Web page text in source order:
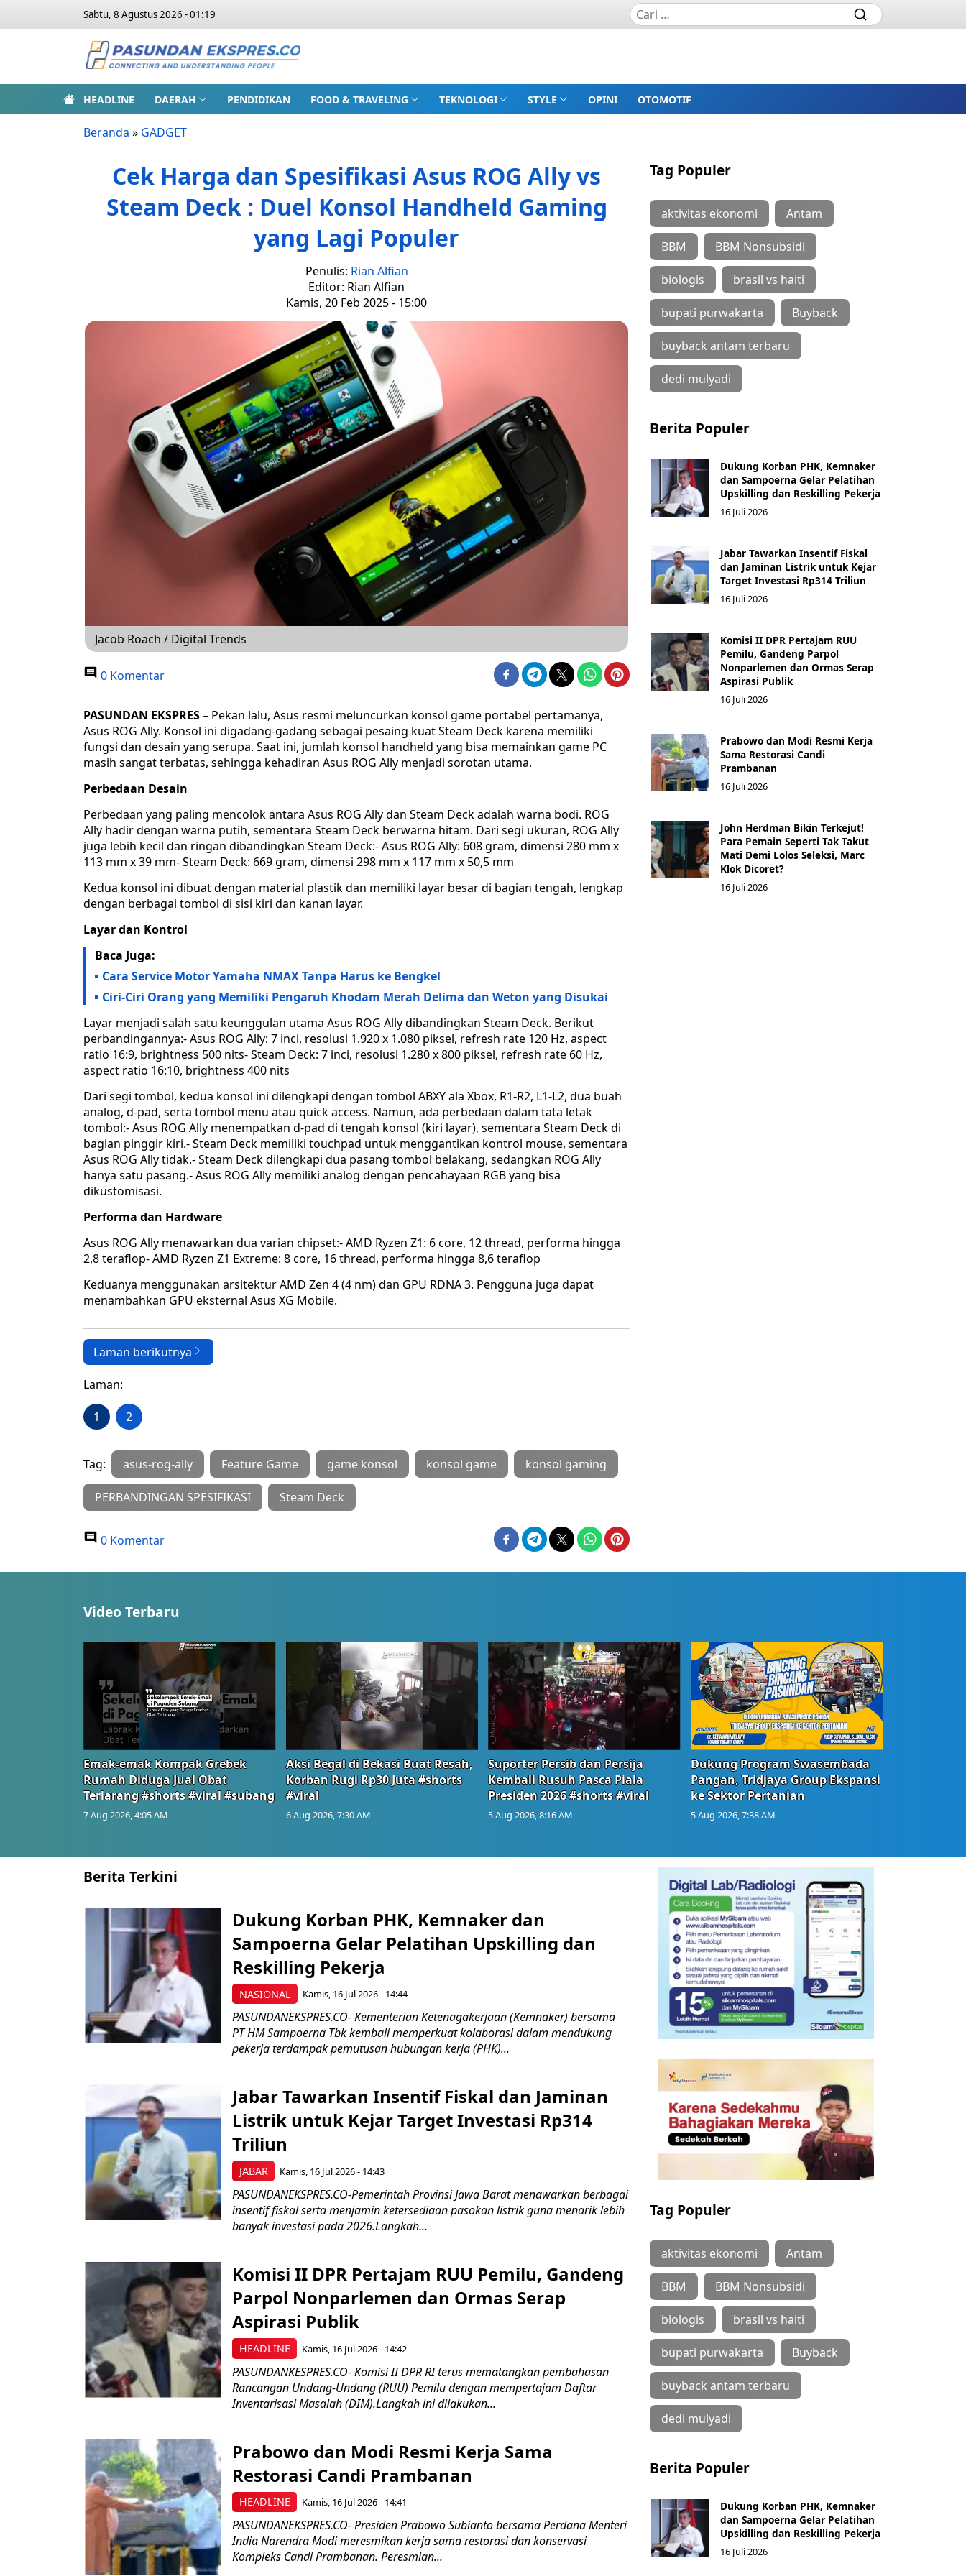
Sabtu, 8 Agustus 2026 - 01:19
HEADLINE DAERAH PENDIDIKAN FOOD & TRAVELING TEKNOLOGI STYLE OPINI OTOMOTIF
Beranda » GADGET
Cek Harga dan Spesifikasi Asus ROG Ally vs
Steam Deck : Duel Konsol Handheld Gaming
yang Lagi Populer
Penulis: Rian Alfian
Editor: Rian Alfian
Kamis, 20 Feb 2025 - 15:00
Jacob Roach / Digital Trends
0 Komentar
PASUNDAN EKSPRES – Pekan lalu, Asus resmi meluncurkan konsol game portabel pertamanya,
Asus ROG Ally. Konsol ini digadang-gadang sebagai pesaing kuat Steam Deck karena memiliki
fungsi dan desain yang serupa. Saat ini, jumlah konsol handheld yang bisa memainkan game PC
masih sangat terbatas, sehingga kehadiran Asus ROG Ally menjadi sorotan utama.
Perbedaan Desain
Perbedaan yang paling mencolok antara Asus ROG Ally dan Steam Deck adalah warna bodi. ROG
Ally hadir dengan warna putih, sementara Steam Deck berwarna hitam. Dari segi ukuran, ROG Ally
juga lebih kecil dan ringan dibandingkan Steam Deck:- Asus ROG Ally: 608 gram, dimensi 280 mm x
113 mm x 39 mm- Steam Deck: 669 gram, dimensi 298 mm x 117 mm x 50,5 mm
Kedua konsol ini dibuat dengan material plastik dan memiliki layar besar di bagian tengah, lengkap
dengan berbagai tombol di sisi kiri dan kanan layar.
Layar dan Kontrol
Baca Juga:
Cara Service Motor Yamaha NMAX Tanpa Harus ke Bengkel
Ciri-Ciri Orang yang Memiliki Pengaruh Khodam Merah Delima dan Weton yang Disukai
Layar menjadi salah satu keunggulan utama Asus ROG Ally dibandingkan Steam Deck. Berikut
perbandingannya:- Asus ROG Ally: 7 inci, resolusi 1.920 x 1.080 piksel, refresh rate 120 Hz, aspect
ratio 16:9, brightness 500 nits- Steam Deck: 7 inci, resolusi 1.280 x 800 piksel, refresh rate 60 Hz,
aspect ratio 16:10, brightness 400 nits
Dari segi tombol, kedua konsol ini dilengkapi dengan tombol ABXY ala Xbox, R1-R2, L1-L2, dua buah
analog, d-pad, serta tombol menu atau quick access. Namun, ada perbedaan dalam tata letak
tombol:- Asus ROG Ally menempatkan d-pad di tengah konsol (kiri layar), sementara Steam Deck di
bagian pinggir kiri.- Steam Deck memiliki touchpad untuk menggantikan kontrol mouse, sementara
Asus ROG Ally tidak.- Steam Deck dilengkapi dua pasang tombol belakang, sedangkan ROG Ally
hanya satu pasang.- Asus ROG Ally memiliki analog dengan pencahayaan RGB yang bisa
dikustomisasi.
Performa dan Hardware
Asus ROG Ally menawarkan dua varian chipset:- AMD Ryzen Z1: 6 core, 12 thread, performa hingga
2,8 teraflop- AMD Ryzen Z1 Extreme: 8 core, 16 thread, performa hingga 8,6 teraflop
Keduanya menggunakan arsitektur AMD Zen 4 (4 nm) dan GPU RDNA 3. Pengguna juga dapat
menambahkan GPU eksternal Asus XG Mobile.
Laman berikutnya
Laman:
1 2
Tag: asus-rog-ally Feature Game game konsol konsol game konsol gaming
PERBANDINGAN SPESIFIKASI Steam Deck
0 Komentar
Tag Populer
aktivitas ekonomi Antam
BBM BBM Nonsubsidi
biologis brasil vs haiti
bupati purwakarta Buyback
buyback antam terbaru
dedi mulyadi
Berita Populer
Dukung Korban PHK, Kemnaker
dan Sampoerna Gelar Pelatihan
Upskilling dan Reskilling Pekerja
16 Juli 2026
Jabar Tawarkan Insentif Fiskal
dan Jaminan Listrik untuk Kejar
Target Investasi Rp314 Triliun
16 Juli 2026
Komisi II DPR Pertajam RUU
Pemilu, Gandeng Parpol
Nonparlemen dan Ormas Serap
Aspirasi Publik
16 Juli 2026
Prabowo dan Modi Resmi Kerja
Sama Restorasi Candi
Prambanan
16 Juli 2026
John Herdman Bikin Terkejut!
Para Pemain Seperti Tak Takut
Mati Demi Lolos Seleksi, Marc
Klok Dicoret?
16 Juli 2026
Video Terbaru
Emak-emak Kompak Grebek
Rumah Diduga Jual Obat
Terlarang #shorts #viral #subang
7 Aug 2026, 4:05 AM
Aksi Begal di Bekasi Buat Resah,
Korban Rugi Rp30 Juta #shorts
#viral
6 Aug 2026, 7:30 AM
Suporter Persib dan Persija
Kembali Rusuh Pasca Piala
Presiden 2026 #shorts #viral
5 Aug 2026, 8:16 AM
Dukung Program Swasembada
Pangan, Tridjaya Group Ekspansi
ke Sektor Pertanian
5 Aug 2026, 7:38 AM
Berita Terkini
NASIONAL
Dukung Korban PHK, Kemnaker dan
Sampoerna Gelar Pelatihan Upskilling dan
Reskilling Pekerja
Kamis, 16 Jul 2026 - 14:44
PASUNDANEKSPRES.CO- Kementerian Ketenagakerjaan (Kemnaker) bersama
PT HM Sampoerna Tbk kembali memperkuat kolaborasi dalam mendukung
pekerja terdampak pemutusan hubungan kerja (PHK)...
JABAR
Jabar Tawarkan Insentif Fiskal dan Jaminan
Listrik untuk Kejar Target Investasi Rp314
Triliun
Kamis, 16 Jul 2026 - 14:43
PASUNDANEKSPRES.CO-Pemerintah Provinsi Jawa Barat menawarkan berbagai
insentif fiskal serta menjamin ketersediaan pasokan listrik guna menarik lebih
banyak investasi pada 2026.Langkah...
HEADLINE
Komisi II DPR Pertajam RUU Pemilu, Gandeng
Parpol Nonparlemen dan Ormas Serap
Aspirasi Publik
Kamis, 16 Jul 2026 - 14:42
PASUNDANKESPRES.CO- Komisi II DPR RI terus mematangkan pembahasan
Rancangan Undang-Undang (RUU) Pemilu dengan mempertajam Daftar
Inventarisasi Masalah (DIM).Langkah ini dilakukan...
HEADLINE
Prabowo dan Modi Resmi Kerja Sama
Restorasi Candi Prambanan
Kamis, 16 Jul 2026 - 14:41
PASUNDANEKSPRES.CO- Presiden Prabowo Subianto bersama Perdana Menteri
India Narendra Modi meresmikan kerja sama restorasi dan konservasi
Kompleks Candi Prambanan. Peresmian...
Tag Populer
aktivitas ekonomi Antam
BBM BBM Nonsubsidi
biologis brasil vs haiti
bupati purwakarta Buyback
buyback antam terbaru
dedi mulyadi
Berita Populer
Dukung Korban PHK, Kemnaker
dan Sampoerna Gelar Pelatihan
Upskilling dan Reskilling Pekerja
16 Juli 2026